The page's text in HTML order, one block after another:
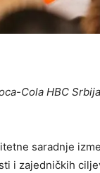
Cola HBC
saradnje
i zajedničkih